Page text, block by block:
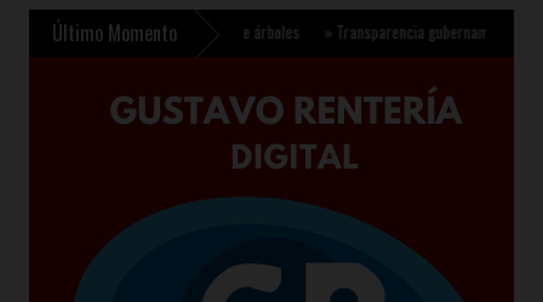
Último Momento
plantar 6.6 millones de árboles »Transparencia gubernamental se fortalece